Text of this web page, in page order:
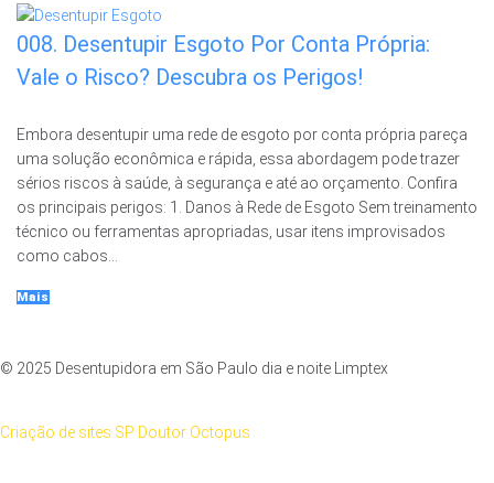
008. Desentupir Esgoto Por Conta Própria:
Vale o Risco? Descubra os Perigos!
Embora desentupir uma rede de esgoto por conta própria pareça
uma solução econômica e rápida, essa abordagem pode trazer
sérios riscos à saúde, à segurança e até ao orçamento. Confira
os principais perigos: 1. Danos à Rede de Esgoto Sem treinamento
técnico ou ferramentas apropriadas, usar itens improvisados
como cabos...
Mais
© 2025 Desentupidora em São Paulo dia e noite Limptex
Criação de sites SP Doutor Octopus